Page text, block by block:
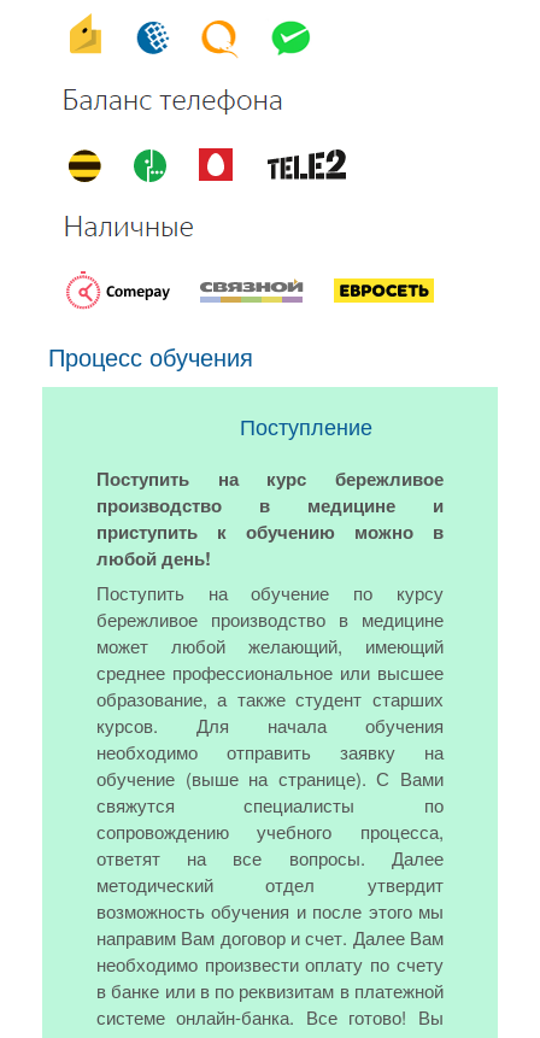
Процесс обучения
Поступление
Поступить на курс бережливое
производство в медицине и
приступить к обучению можно в
любой день!
Поступить на обучение по курсу
бережливое производство в медицине
может любой желающий, имеющий
среднее профессиональное или высшее
образование, а также студент старших
курсов. Для начала обучения
необходимо отправить заявку на
обучение (выше на странице). С Вами
свяжутся специалисты по
сопровождению учебного процесса,
ответят на все вопросы. Далее
методический отдел утвердит
возможность обучения и после этого мы
направим Вам договор и счет. Далее Вам
необходимо произвести оплату по счету
в банке или в по реквизитам в платежной
системе онлайн-банка. Все готово! Вы